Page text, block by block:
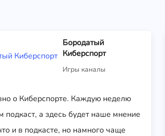
Бородатый
Киберспорт
Игры каналы
о Киберспорте. Каждую неделю
подкаст, а здесь будет наше мнение
и в подкасте, но намного чаще